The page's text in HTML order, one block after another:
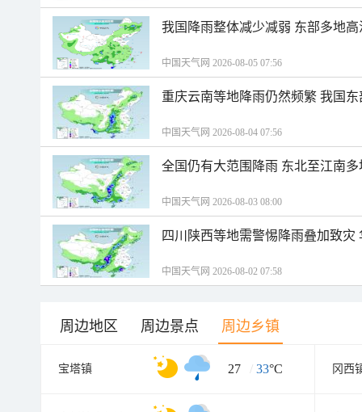
我国降雨整体减少减弱 东部多地
中国天气网 2026-08-05 07:56
重庆云南等地降雨仍然频繁 我国
中国天气网 2026-08-04 07:56
全国仍有大范围降雨 东北至江南
中国天气网 2026-08-03 08:00
四川陕西等地需警惕降雨叠加致
中国天气网 2026-08-02 07:58
周边地区 周边景点 周边乡镇
宝塔镇 27 / 33°C 冈西